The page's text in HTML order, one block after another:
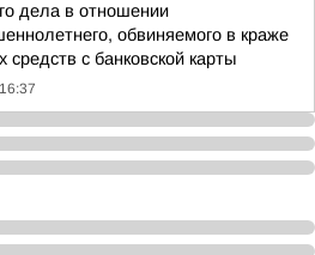
дела в отношении
обвиняемого в краже
средств с банковской карты